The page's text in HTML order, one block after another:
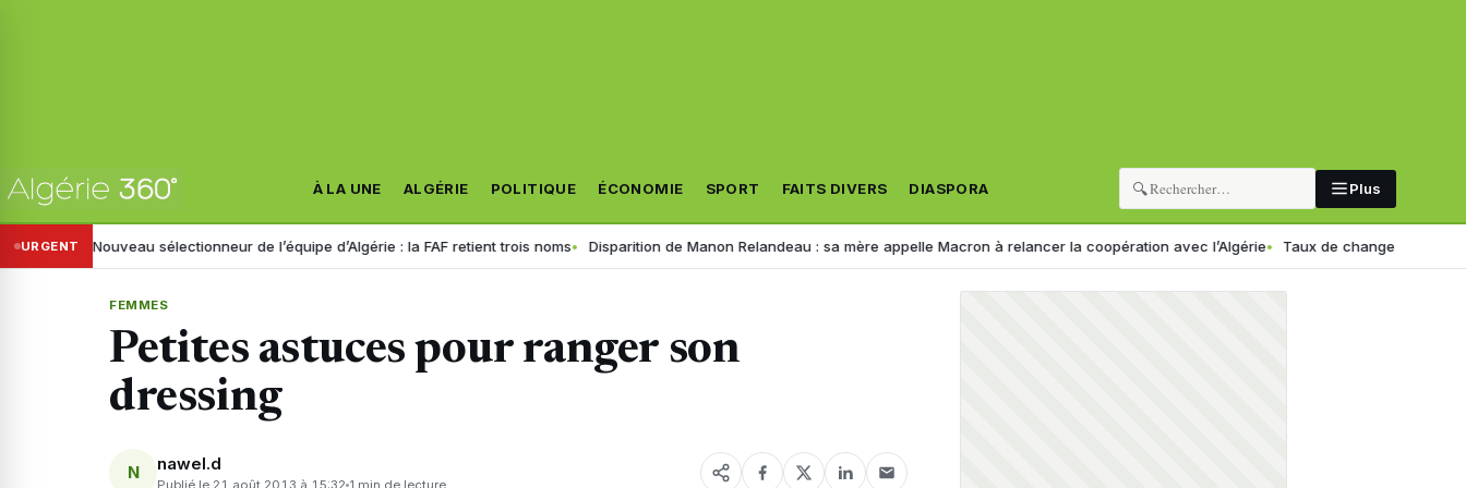
À LA UNE ALGÉRIE POLITIQUE ÉCONOMIE SPORT FAITS DIVERS DIASPORA 🔍 Plus
URGENT
Nouveau sélectionneur de l’équipe d’Algérie : la FAF retient trois noms Disparition de Manon Relandeau : sa mère appelle Macron à relancer la coopération avec l’Algérie Taux de change en Algérie : voici
FEMMES
Petites astuces pour ranger son
dressing
N nawel.d
Publié le 21 août 2013 à 15:32 1 min de lecture